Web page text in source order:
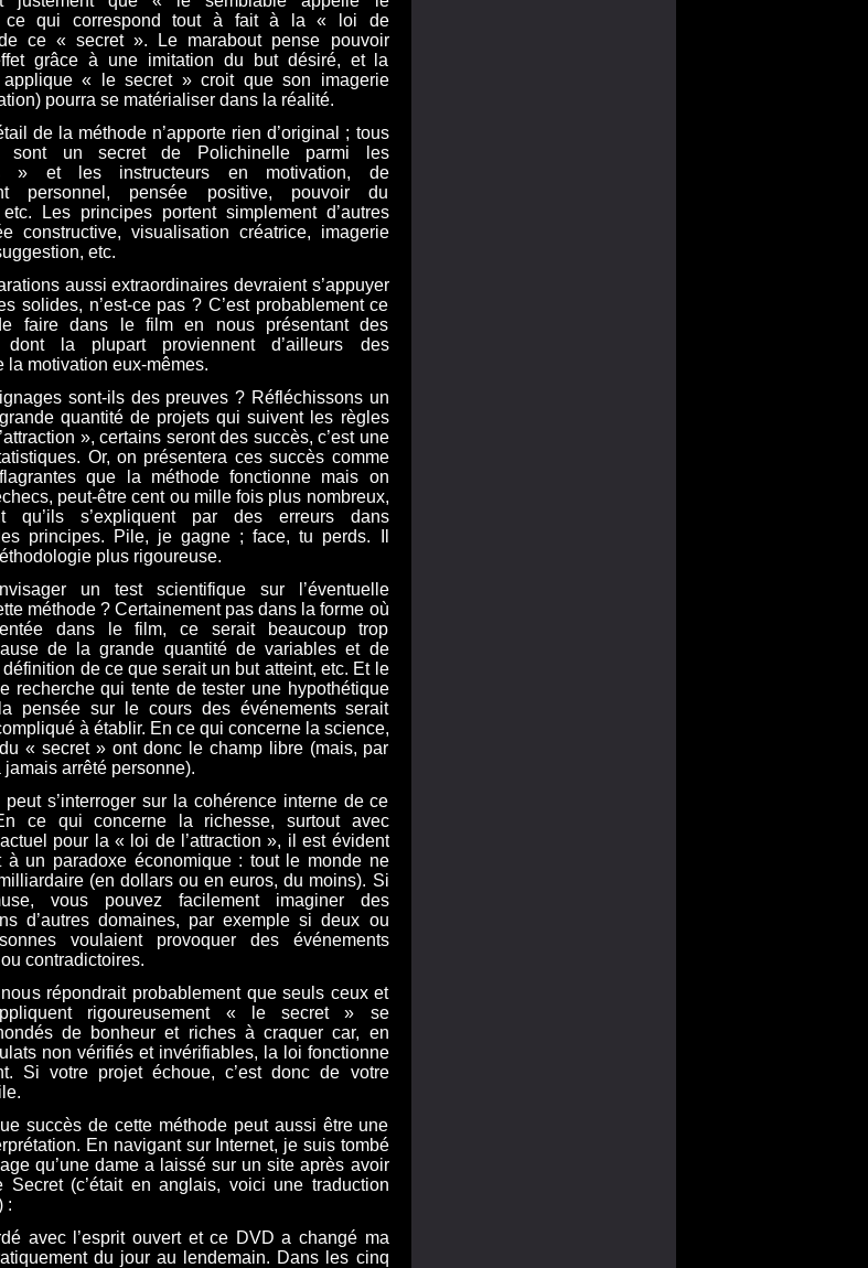
ce qui correspond tout à fait à la « loi de
de ce « secret ». Le marabout pense pouvoir
grâce à une imitation du but désiré, et la
applique « le secret » croit que son imagerie
pourra se matérialiser dans la réalité.
de la méthode n’apporte rien d’original ; tous
sont un secret de Polichinelle parmi les
» et les instructeurs en motivation, de
personnel, pensée positive, pouvoir du
etc. Les principes portent simplement d’autres
constructive, visualisation créatrice, imagerie
etc.
aussi extraordinaires devraient s’appuyer
solides, n’est-ce pas ? C’est probablement ce
faire dans le film en nous présentant des
dont la plupart proviennent d’ailleurs des
la motivation eux-mêmes.
sont-ils des preuves ? Réfléchissons un
quantité de projets qui suivent les règles
», certains seront des succès, c’est une
Or, on présentera ces succès comme
que la méthode fonctionne mais on
peut-être cent ou mille fois plus nombreux,
qu’ils s’expliquent par des erreurs dans
principes. Pile, je gagne ; face, tu perds. Il
plus rigoureuse.
un test scientifique sur l’éventuelle
méthode ? Certainement pas dans la forme où
dans le film, ce serait beaucoup trop
de la grande quantité de variables et de
de ce que serait un but atteint, etc. Et le
recherche qui tente de tester une hypothétique
pensée sur le cours des événements serait
à établir. En ce qui concerne la science,
« secret » ont donc le champ libre (mais, par
jamais arrêté personne).
peut s’interroger sur la cohérence interne de ce
ce qui concerne la richesse, surtout avec
actuel pour la « loi de l’attraction », il est évident
à un paradoxe économique : tout le monde ne
(en dollars ou en euros, du moins). Si
vous pouvez facilement imaginer des
d’autres domaines, par exemple si deux ou
voulaient provoquer des événements
contradictoires.
répondrait probablement que seuls ceux et
rigoureusement « le secret » se
de bonheur et riches à craquer car, en
non vérifiés et invérifiables, la loi fonctionne
Si votre projet échoue, c’est donc de votre
succès de cette méthode peut aussi être une
En navigant sur Internet, je suis tombé
qu’une dame a laissé sur un site après avoir
(c’était en anglais, voici une traduction
:
avec l’esprit ouvert et ce DVD a changé ma
du jour au lendemain. Dans les cinq